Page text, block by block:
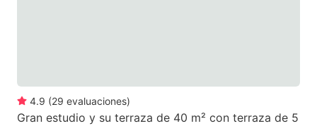
4.9 (29 evaluaciones)
Gran estudio y su terraza de 40 m² con terraza de 5